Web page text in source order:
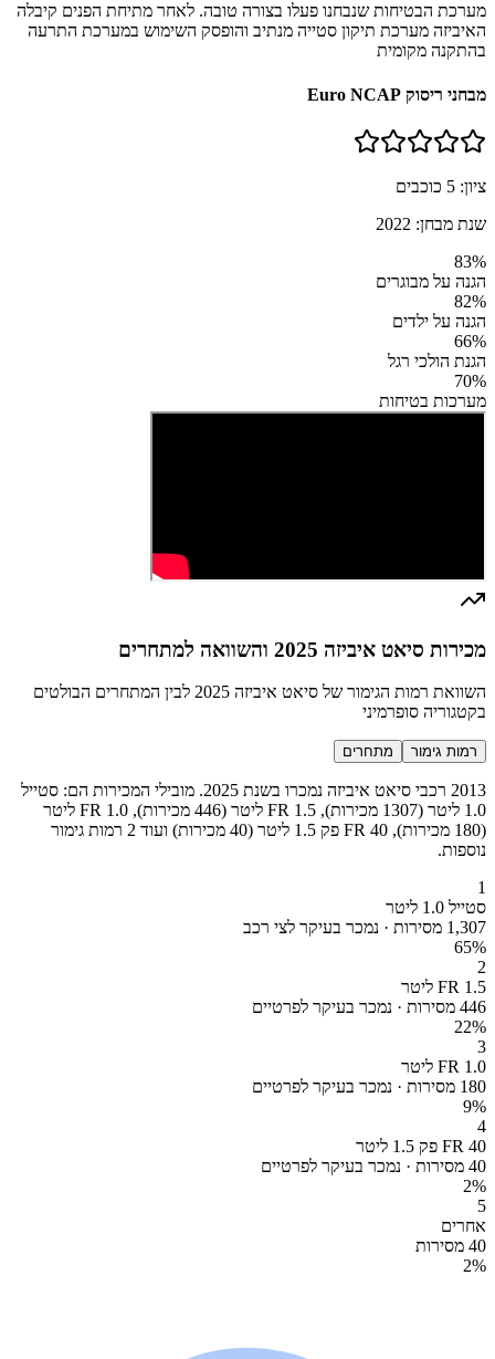
מערכת הבטיחות שנבחנו פעלו בצורה טובה. לאחר מתיחת הפנים קיבלה
האיביזה מערכת תיקון סטייה מנתיב והופסק השימוש במערכת התרעה
בהתקנה מקומית
מבחני ריסוק Euro NCAP
ציון: 5 כוכבים
שנת מבחן: 2022
83%
הגנה על מבוגרים
82%
הגנה על ילדים
66%
הגנת הולכי רגל
70%
מערכות בטיחות
מכירות סיאט איביזה 2025 והשוואה למתחרים
השוואת רמות הגימור של סיאט איביזה 2025 לבין המתחרים הבולטים
בקטגוריה סופרמיני
רמות גימור מתחרים
2013 רכבי סיאט איביזה נמכרו בשנת 2025. מובילי המכירות הם: סטייל
1.0 ליטר (1307 מכירות), FR 1.5 ליטר (446 מכירות), FR 1.0 ליטר
(180 מכירות), FR 40 פק 1.5 ליטר (40 מכירות) ועוד 2 רמות גימור
נוספות.
1
סטייל 1.0 ליטר
1,307 מסירות · נמכר בעיקר לצי רכב
65%
2
FR 1.5 ליטר
446 מסירות · נמכר בעיקר לפרטיים
22%
3
FR 1.0 ליטר
180 מסירות · נמכר בעיקר לפרטיים
9%
4
FR 40 פק 1.5 ליטר
40 מסירות · נמכר בעיקר לפרטיים
2%
5
אחרים
40 מסירות
2%